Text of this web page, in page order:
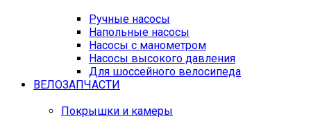
Ручные насосы
Напольные насосы
Насосы с манометром
Насосы высокого давления
Для шоссейного велосипеда
ВЕЛОЗАПЧАСТИ
Покрышки и камеры